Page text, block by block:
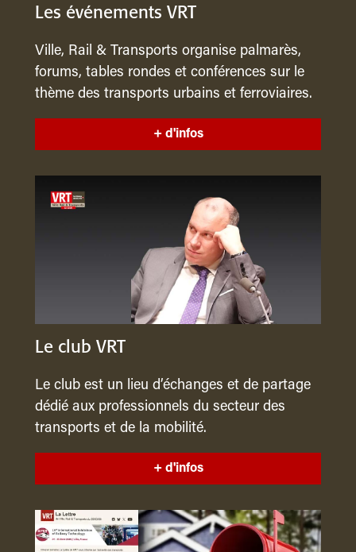
Les événements VRT
Ville, Rail & Transports organise palmarès,
forums, tables rondes et conférences sur le
thème des transports urbains et ferroviaires.
+ d'infos
Le club VRT
Le club est un lieu d’échanges et de partage
dédié aux professionnels du secteur des
transports et de la mobilité.
+ d'infos